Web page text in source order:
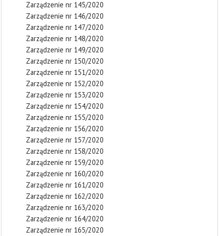
Zarządzenie nr 145/2020
Zarządzenie nr 146/2020
Zarządzenie nr 147/2020
Zarządzenie nr 148/2020
Zarządzenie nr 149/2020
Zarządzenie nr 150/2020
Zarządzenie nr 151/2020
Zarządzenie nr 152/2020
Zarządzenie nr 153/2020
Zarządzenie nr 154/2020
Zarządzenie nr 155/2020
Zarządzenie nr 156/2020
Zarządzenie nr 157/2020
Zarządzenie nr 158/2020
Zarządzenie nr 159/2020
Zarządzenie nr 160/2020
Zarządzenie nr 161/2020
Zarządzenie nr 162/2020
Zarządzenie nr 163/2020
Zarządzenie nr 164/2020
Zarządzenie nr 165/2020